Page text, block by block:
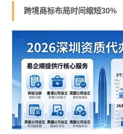
跨境商标布局时间缩短30%